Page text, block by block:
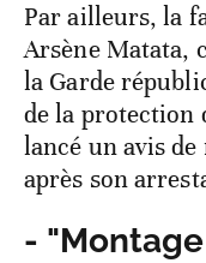
Par ailleurs, la
Arsène Matata,
la Garde
de la protection
lancé un avis
après son
-